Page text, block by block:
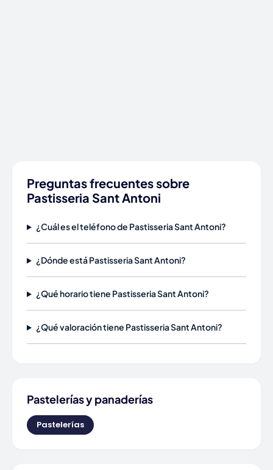
Preguntas frecuentes sobre
Pastisseria Sant Antoni
¿Cuál es el teléfono de Pastisseria Sant Antoni?
¿Dónde está Pastisseria Sant Antoni?
¿Qué horario tiene Pastisseria Sant Antoni?
¿Qué valoración tiene Pastisseria Sant Antoni?
Pastelerías y panaderías
Pastelerías